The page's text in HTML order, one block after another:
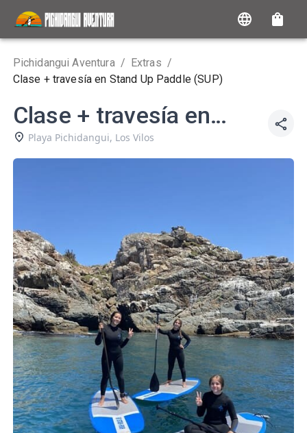
Pichidangui Aventura / Extras /
Clase + travesía en Stand Up Paddle (SUP)
Clase + travesía en
Stand Up Paddle (SUP)
Playa Pichidangui, Los Vilos